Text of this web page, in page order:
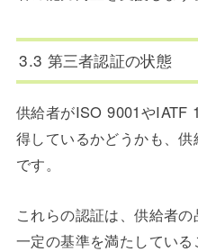
3.3 第三者認証の状態
供給者がISO 9001やIATF
得しているかどうかも、
です。
これらの認証は、供給者
一定の基準を満たしている